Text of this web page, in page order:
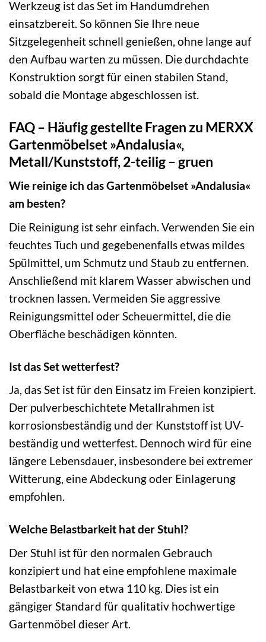
Werkzeug ist das Set im Handumdrehen
einsatzbereit. So können Sie Ihre neue
Sitzgelegenheit schnell genießen, ohne lange auf
den Aufbau warten zu müssen. Die durchdachte
Konstruktion sorgt für einen stabilen Stand,
sobald die Montage abgeschlossen ist.
FAQ – Häufig gestellte Fragen zu MERXX
Gartenmöbelset »Andalusia«,
Metall/Kunststoff, 2-teilig – gruen
Wie reinige ich das Gartenmöbelset »Andalusia«
am besten?
Die Reinigung ist sehr einfach. Verwenden Sie ein
feuchtes Tuch und gegebenenfalls etwas mildes
Spülmittel, um Schmutz und Staub zu entfernen.
Anschließend mit klarem Wasser abwischen und
trocknen lassen. Vermeiden Sie aggressive
Reinigungsmittel oder Scheuermittel, die die
Oberfläche beschädigen könnten.
Ist das Set wetterfest?
Ja, das Set ist für den Einsatz im Freien konzipiert.
Der pulverbeschichtete Metallrahmen ist
korrosionsbeständig und der Kunststoff ist UV-
beständig und wetterfest. Dennoch wird für eine
längere Lebensdauer, insbesondere bei extremer
Witterung, eine Abdeckung oder Einlagerung
empfohlen.
Welche Belastbarkeit hat der Stuhl?
Der Stuhl ist für den normalen Gebrauch
konzipiert und hat eine empfohlene maximale
Belastbarkeit von etwa 110 kg. Dies ist ein
gängiger Standard für qualitativ hochwertige
Gartenmöbel dieser Art.